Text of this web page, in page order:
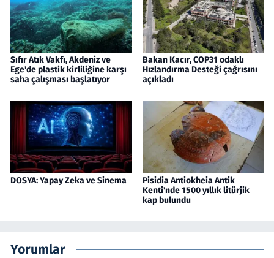
Sıfır Atık Vakfı, Akdeniz ve
Ege'de plastik kirliliğine karşı
saha çalışması başlatıyor
Bakan Kacır, COP31 odaklı
Hızlandırma Desteği çağrısını
açıkladı
DOSYA: Yapay Zeka ve Sinema
Pisidia Antiokheia Antik
Kenti'nde 1500 yıllık litürjik
kap bulundu
Yorumlar